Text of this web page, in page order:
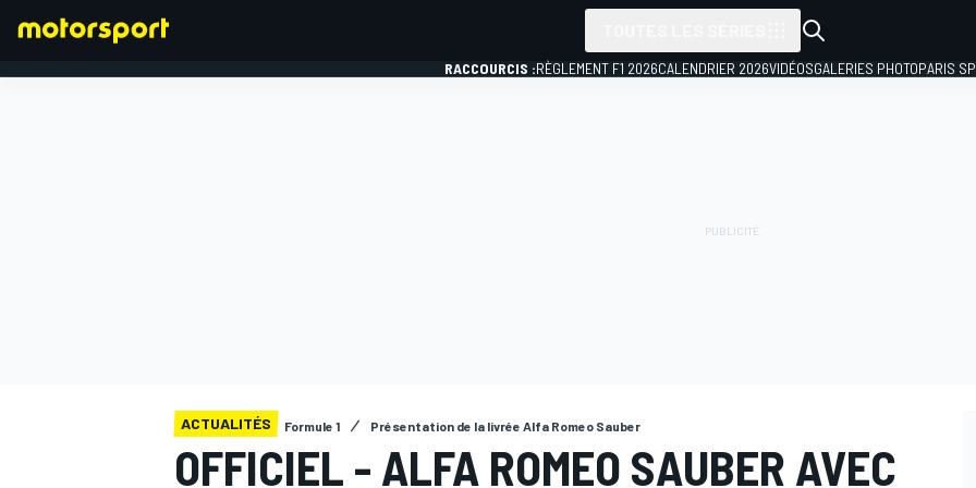
RACCOURCIS :RÈGLEMENT F1 2026CALENDRIER 2026VIDÉOSGALERIES PHOTOPARIS
ACTUALITÉS Formule 1 Présentation de la livrée Alfa Romeo Sauber
OFFICIEL - ALFA ROMEO SAUBER AVEC